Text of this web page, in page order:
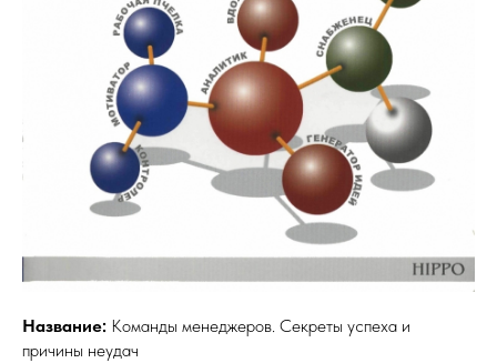
Название: Команды менеджеров. Секреты успеха и
причины неудач